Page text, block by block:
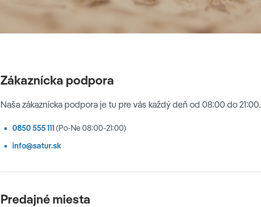
Zákaznícka podpora
Naša zákaznícka podpora je tu pre vás každý deň od 08:00 do 21:00.
0850 555 111 (Po-Ne 08:00-21:00)
info@satur.sk
Predajné miesta